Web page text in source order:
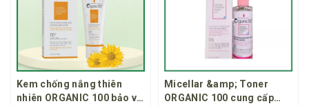
Kem chống nắng thiên
nhiên ORGANIC 100 bảo vệ
Micellar &amp; Toner
ORGANIC 100 cung cấp